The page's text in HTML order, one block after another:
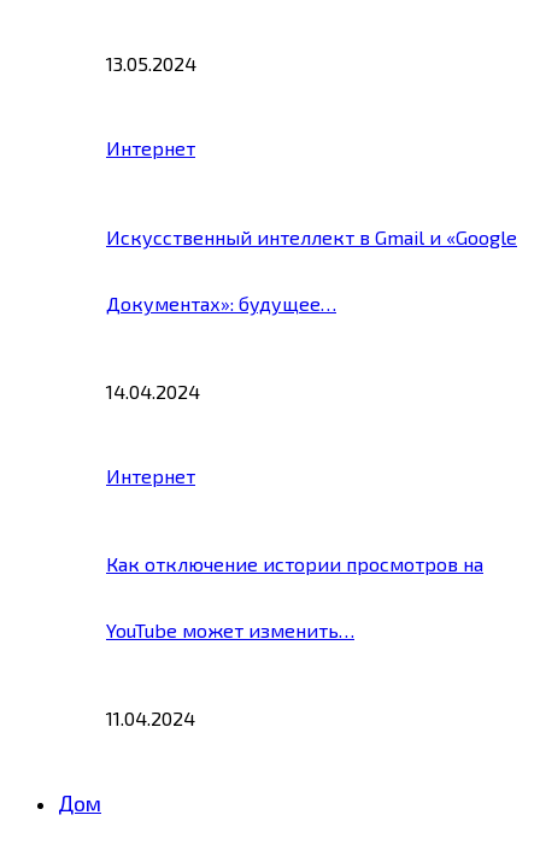
13.05.2024
Интернет
Искусственный интеллект в Gmail и «Google
Документах»: будущее…
14.04.2024
Интернет
Как отключение истории просмотров на
YouTube может изменить…
11.04.2024
Дом